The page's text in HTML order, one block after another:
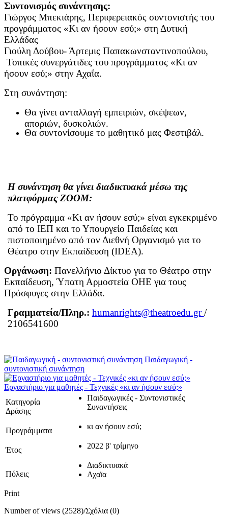
Συντονισμός συνάντησης:
Γιώργος Μπεκιάρης, Περιφερειακός συντονιστής του
προγράμματος «Κι αν ήσουν εσύ;» στη Δυτική
Ελλάδας
Γιούλη Δούβου- Άρτεμις Παπακωνσταντινοπούλου,
Τοπικές συνεργάτιδες του προγράμματος «Κι αν
ήσουν εσύ;» στην Αχαΐα.
Στη συνάντηση:
Θα γίνει ανταλλαγή εμπειριών, σκέψεων,
αποριών, δυσκολιών.
Θα συντονίσουμε το μαθητικό μας Φεστιβάλ.
Η συνάντηση θα γίνει διαδικτυακά μέσω της
πλατφόρμας ZOOM:
Το πρόγραμμα «Κι αν ήσουν εσύ;» είναι εγκεκριμένο
από το ΙΕΠ και το Υπουργείο Παιδείας και
πιστοποιημένο από τον Διεθνή Οργανισμό για το
Θέατρο στην Εκπαίδευση (IDEA).
Οργάνωση: Πανελλήνιο Δίκτυο για το Θέατρο στην
Εκπαίδευση, Ύπατη Αρμοστεία ΟΗΕ για τους
Πρόσφυγες στην Ελλάδα.
Γραμματεία/Πληρ.: humanrights@theatroedu.gr/
2106541600
Παιδαγωγική -
συντονιστική συνάντηση
Εργαστήριο για μαθητές - Τεχνικές «κι αν ήσουν εσύ;»
Κατηγορία
Δράσης
Παιδαγωγικές - Συντονιστικές
Συναντήσεις
Προγράμματα κι αν ήσουν εσύ;
Έτος 2022 β' τρίμηνο
Πόλεις
Διαδικτυακά
Αχαϊα
Print
Number of views (2528)/Σχόλια (0)